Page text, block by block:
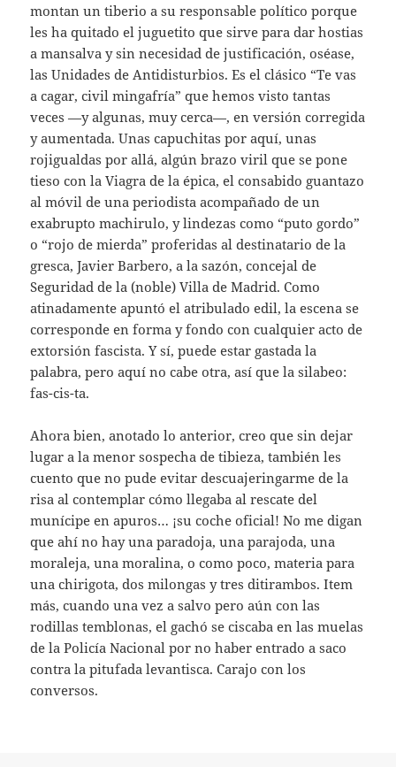
montan un tiberio a su responsable político porque
les ha quitado el juguetito que sirve para dar hostias
a mansalva y sin necesidad de justificación, oséase,
las Unidades de Antidisturbios. Es el clásico “Te vas
a cagar, civil mingafría” que hemos visto tantas
veces —y algunas, muy cerca—, en versión corregida
y aumentada. Unas capuchitas por aquí, unas
rojigualdas por allá, algún brazo viril que se pone
tieso con la Viagra de la épica, el consabido guantazo
al móvil de una periodista acompañado de un
exabrupto machirulo, y lindezas como “puto gordo”
o “rojo de mierda” proferidas al destinatario de la
gresca, Javier Barbero, a la sazón, concejal de
Seguridad de la (noble) Villa de Madrid. Como
atinadamente apuntó el atribulado edil, la escena se
corresponde en forma y fondo con cualquier acto de
extorsión fascista. Y sí, puede estar gastada la
palabra, pero aquí no cabe otra, así que la silabeo:
fas-cis-ta.
Ahora bien, anotado lo anterior, creo que sin dejar
lugar a la menor sospecha de tibieza, también les
cuento que no pude evitar descuajeringarme de la
risa al contemplar cómo llegaba al rescate del
munícipe en apuros… ¡su coche oficial! No me digan
que ahí no hay una paradoja, una parajoda, una
moraleja, una moralina, o como poco, materia para
una chirigota, dos milongas y tres ditirambos. Item
más, cuando una vez a salvo pero aún con las
rodillas temblonas, el gachó se ciscaba en las muelas
de la Policía Nacional por no haber entrado a saco
contra la pitufada levantisca. Carajo con los
conversos.